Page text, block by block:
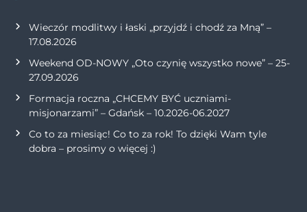
Wieczór modlitwy i łaski „przyjdź i chodź za Mną” –
17.08.2026
Weekend OD-NOWY „Oto czynię wszystko nowe” – 25-
27.09.2026
Formacja roczna „CHCEMY BYĆ uczniami-
misjonarzami” – Gdańsk – 10.2026-06.2027
Co to za miesiąc! Co to za rok! To dzięki Wam tyle
dobra – prosimy o więcej :)